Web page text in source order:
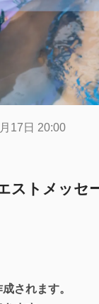
17日 20:00
ストメッセ
されます。